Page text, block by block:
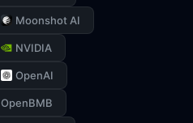
Moonshot AI
NVIDIA
OpenAI
OpenBMB